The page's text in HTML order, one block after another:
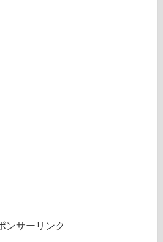
ンサーリンク